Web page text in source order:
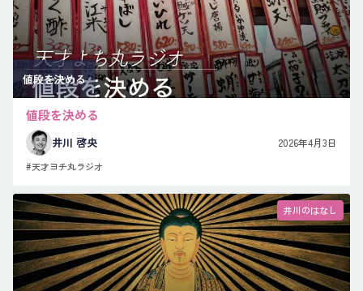
値段を決める
値段を決める
井川 啓央 2026年4月3日
#天才ヨチ丸ラジオ
井川のはなし